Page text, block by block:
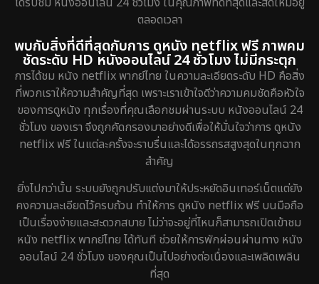
Dystopian 8
Emotional 52
Epic มหากาพย์ 16
Erotic 7
Family ครอบครัว 150
Fiction 4
Gothic 5
ตลอดเวลา
พบกับสิ่งที่ดีที่สุดกับการ ดูหนัง netflix ฟรี ภาพคม
ชัดระดับ HD หนังออนไลน์ 24 ชั่วโมง ไม่มีกระตุก
การได้ชม หนัง netflix พากย์ไทย ในความละเอียดระดับ HD คือสิ่ง
ที่พวกเราให้ความสำคัญที่สุด เพราะเราเข้าใจดีว่าความคมชัดคือหัวใจ
ของการดูหนัง ทุกเรื่องที่คุณเลือกชมผ่านระบบ หนังออนไลน์ 24
ชั่วโมง ของเรา จึงถูกคัดกรองมาอย่างดีเพื่อให้มั่นใจว่าการ ดูหนัง
netflix ฟรี ในแต่ละครั้งจะราบรื่นและได้อรรถรสสูงสุดในทุกฉาก
สำคัญ
ยิ่งไปกว่านั้น ระบบยังถูกปรับแต่งมาให้ประหยัดอินเทอร์เน็ตแต่ยัง
คงความละเอียดไว้ครบถ้วน ทำให้การ ดูหนัง netflix ฟรี บนมือถือ
เป็นเรื่องง่ายและสะดวกสบาย ไม่ว่าจะอยู่ที่ไหนก็สามารถเปิดเข้าชม
หนัง netflix พากย์ไทย ได้ทันที ช่วยให้การพักผ่อนผ่านทาง หนัง
ออนไลน์ 24 ชั่วโมง ของคุณเป็นไปอย่างต่อเนื่องและเพลิดเพลิน
ที่สุด